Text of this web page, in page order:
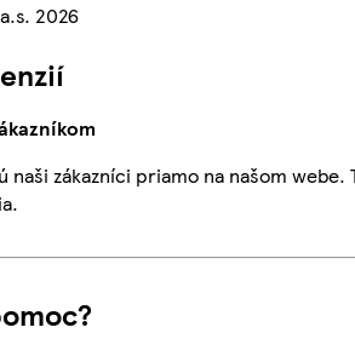
2026
naši zákazníci priamo na našom webe.